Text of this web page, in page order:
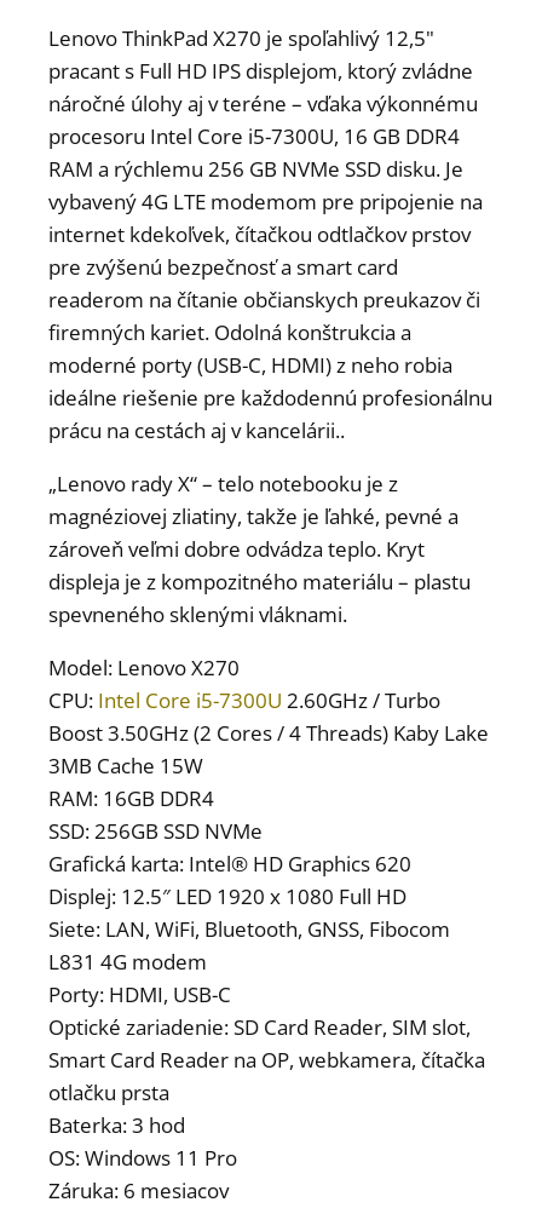
Lenovo ThinkPad X270 je spoľahlivý 12,5"
pracant s Full HD IPS displejom, ktorý zvládne
náročné úlohy aj v teréne – vďaka výkonnému
procesoru Intel Core i5-7300U, 16 GB DDR4
RAM a rýchlemu 256 GB NVMe SSD disku. Je
vybavený 4G LTE modemom pre pripojenie na
internet kdekoľvek, čítačkou odtlačkov prstov
pre zvýšenú bezpečnosť a smart card
readerom na čítanie občianskych preukazov či
firemných kariet. Odolná konštrukcia a
moderné porty (USB-C, HDMI) z neho robia
ideálne riešenie pre každodennú profesionálnu
prácu na cestách aj v kancelárii..
„Lenovo rady X“ – telo notebooku je z
magnéziovej zliatiny, takže je ľahké, pevné a
zároveň veľmi dobre odvádza teplo. Kryt
displeja je z kompozitného materiálu – plastu
spevneného sklenými vláknami.
Model: Lenovo X270
CPU: Intel Core i5-7300U 2.60GHz / Turbo
Boost 3.50GHz (2 Cores / 4 Threads) Kaby Lake
3MB Cache 15W
RAM: 16GB DDR4
SSD: 256GB SSD NVMe
Grafická karta: Intel® HD Graphics 620
Displej: 12.5″ LED 1920 x 1080 Full HD
Siete: LAN, WiFi, Bluetooth, GNSS, Fibocom
L831 4G modem
Porty: HDMI, USB-C
Optické zariadenie: SD Card Reader, SIM slot,
Smart Card Reader na OP, webkamera, čítačka
otlačku prsta
Baterka: 3 hod
OS: Windows 11 Pro
Záruka: 6 mesiacov